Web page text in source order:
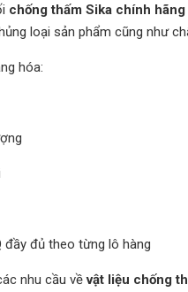
chống thấm Sika chính
loại sản phẩm cũng như
hóa:
đầy đủ theo từng lô hàng
nhu cầu vềvật liệu chống